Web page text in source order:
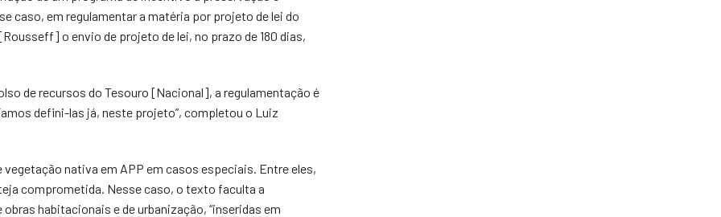
caso, em regulamentar a matéria por projeto de lei do
o envio de projeto de lei, no prazo de 180 dias,
de recursos do Tesouro [Nacional], a regulamentação é
defini-las já, neste projeto”, completou o Luiz
nativa em APP em casos especiais. Entre eles,
comprometida. Nesse caso, o texto faculta a
habitacionais e de urbanização, “inseridas em